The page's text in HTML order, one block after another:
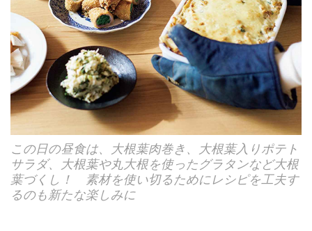
この日の昼食は、大根葉肉巻き、大根葉入りポテト
サラダ、大根葉や丸大根を使ったグラタンなど大根
葉づくし！ 素材を使い切るためにレシピを工夫す
るのも新たな楽しみに